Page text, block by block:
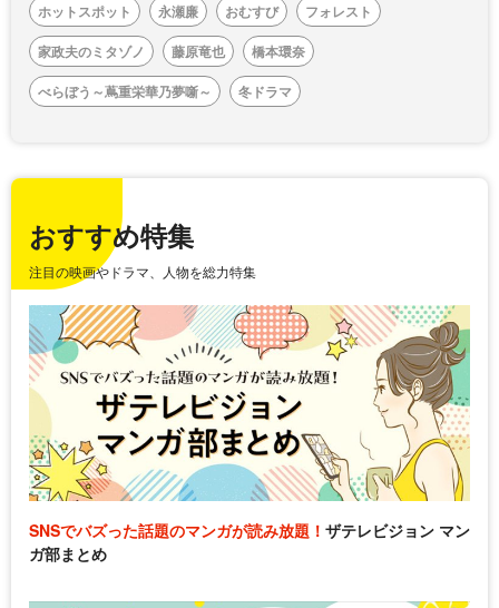
ホットスポット
永瀬廉 おむすび
フォレスト
家政夫のミタゾノ
藤原竜也
橋本環奈
べらぼう～蔦重栄華乃夢噺～
冬ドラマ
おすすめ特集
注目の映画やドラマ、人物を総力特集
SNSでバズった話題のマンガが読み放題！ ザテレビジョン マン
ガ部まとめ